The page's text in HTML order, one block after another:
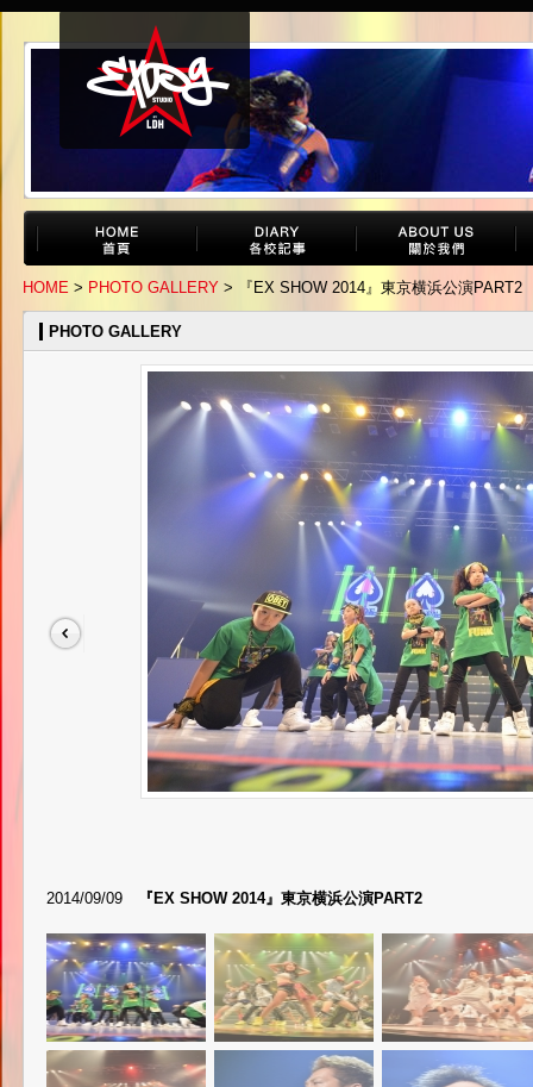
HOME > PHOTO GALLERY > 『EX SHOW 2014』東京横浜公演PART2
PHOTO GALLERY
2014/09/09 『EX SHOW 2014』東京横浜公演PART2